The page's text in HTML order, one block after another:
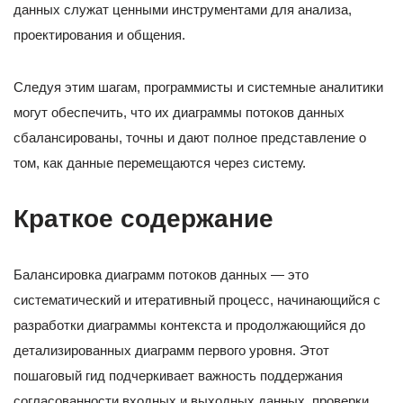
данных служат ценными инструментами для анализа,
проектирования и общения.
Следуя этим шагам, программисты и системные аналитики
могут обеспечить, что их диаграммы потоков данных
сбалансированы, точны и дают полное представление о
том, как данные перемещаются через систему.
Краткое содержание
Балансировка диаграмм потоков данных — это
систематический и итеративный процесс, начинающийся с
разработки диаграммы контекста и продолжающийся до
детализированных диаграмм первого уровня. Этот
пошаговый гид подчеркивает важность поддержания